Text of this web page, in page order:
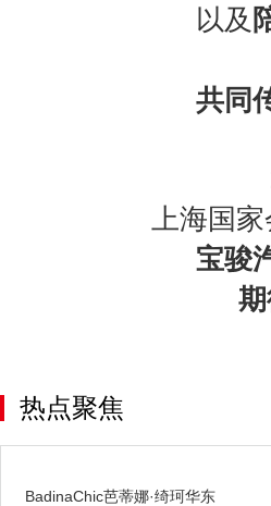
以及
共同
上海国家会
宝骏
热点聚焦
BadinaChic芭蒂娜·绮珂华东